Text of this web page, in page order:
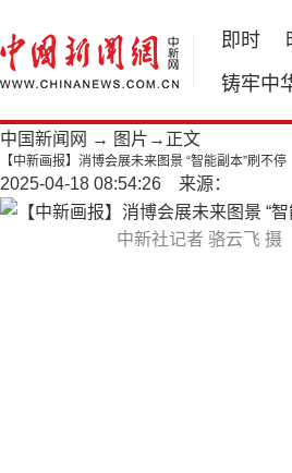
即时
铸牢中
中国新闻网 → 图片 →正文
【中新画报】消博会展未来图景 “智能副本”刷不停
2025-04-18 08:54:26 来源：
中新社记者 骆云飞 摄